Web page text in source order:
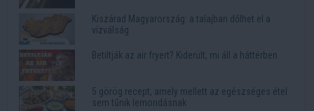
Kiszárad Magyarország: a talajban dőlhet el a
vízválság
Betiltják az air fryert? Kiderült, mi áll a háttérben
5 görög recept, amely mellett az egészséges étel
sem tűnik lemondásnak